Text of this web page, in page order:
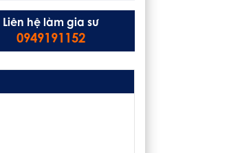
Liên hệ làm gia sư
0949191152